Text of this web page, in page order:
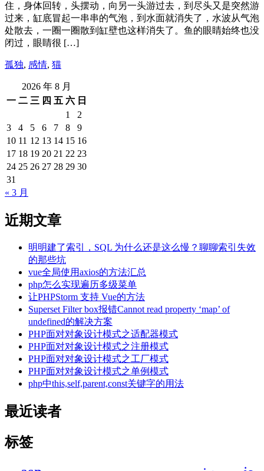
住，身体回转，头摆动，向另一头游过去，到尽头又是突然游
过来，缸底冒起一串串的气泡，到水面就消失了，水波从气泡
处散去，一圈一圈散到缸壁也这样消失了。鱼的眼睛始终也没
闭过，眼睛很 […]
孤独, 感情, 猫
2026 年 8 月
一 二 三 四 五 六 日
1
2
3
4 5 6 7 8
9
10 11 12 13 14 15 16
17 18 19 20 21 22 23
24 25 26 27 28 29 30
31
« 3 月
近期文章
明明建了索引，SQL 为什么还是这么慢？聊聊索引失效
的那些坑
vue全局使用axios的方法汇总
php怎么实现遍历多级菜单
让PHPStorm 支持 Vue的方法
Superset Filter box报错Cannot read property ‘map’ of
undefined的解决方案
PHP面对对象设计模式之适配器模式
PHP面对对象设计模式之注册模式
PHP面对对象设计模式之工厂模式
PHP面对对象设计模式之单例模式
php中this,self,parent,const关键字的用法
最近读者
标签